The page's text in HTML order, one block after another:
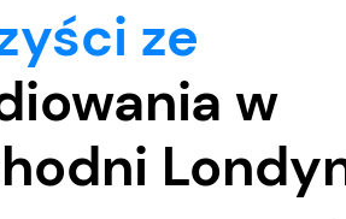
ze
w